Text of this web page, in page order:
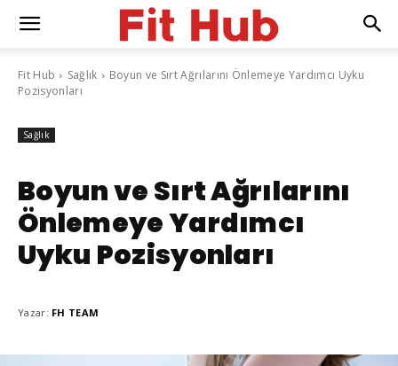
Fit Hub Sağlık
Boyun ve Sırt Ağrılarını Önlemeye Yardımcı Uyku
Pozisyonları
Sağlık
Boyun ve Sırt Ağrılarını
Önlemeye Yardımcı
Uyku Pozisyonları
Yazar: FH TEAM